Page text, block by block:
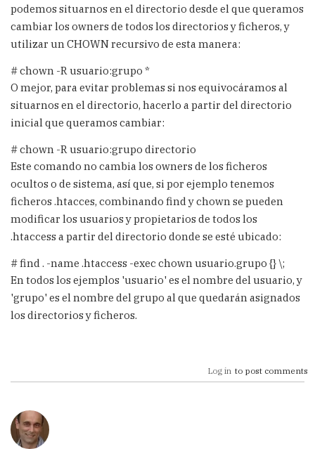
podemos situarnos en el directorio desde el que queramos
cambiar los owners de todos los directorios y ficheros, y
utilizar un CHOWN recursivo de esta manera:
# chown -R usuario:grupo *
O mejor, para evitar problemas si nos equivocáramos al
situarnos en el directorio, hacerlo a partir del directorio
inicial que queramos cambiar:
# chown -R usuario:grupo directorio
Este comando no cambia los owners de los ficheros
ocultos o de sistema, así que, si por ejemplo tenemos
ficheros .htacces, combinando find y chown se pueden
modificar los usuarios y propietarios de todos los
.htaccess a partir del directorio donde se esté ubicado:
# find . -name .htaccess -exec chown usuario.grupo {} \;
En todos los ejemplos 'usuario' es el nombre del usuario, y
'grupo' es el nombre del grupo al que quedarán asignados
los directorios y ficheros.
Log in to post comments